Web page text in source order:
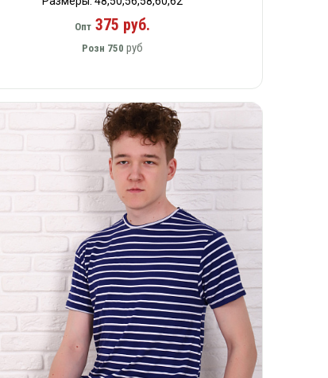
Опт375 руб.
Розн 750 руб